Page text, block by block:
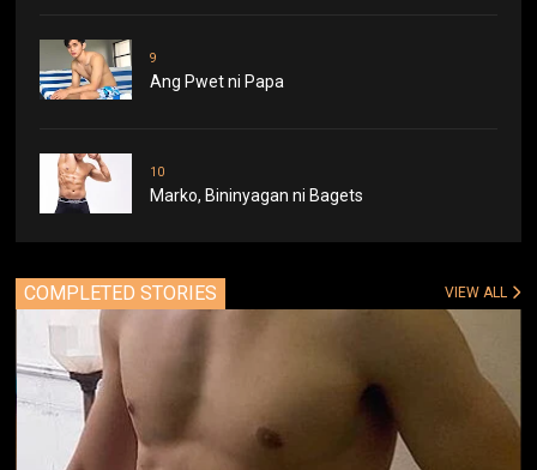
9
Ang Pwet ni Papa
10
Marko, Bininyagan ni Bagets
COMPLETED STORIES VIEW ALL